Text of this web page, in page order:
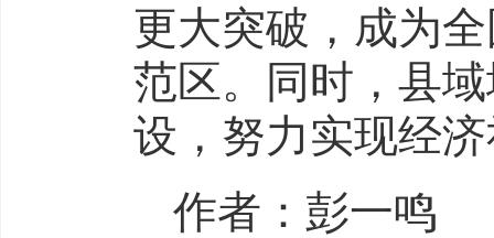
更大突破，成为
范区。同时，县
设，努力实现经
作者：彭一鸣